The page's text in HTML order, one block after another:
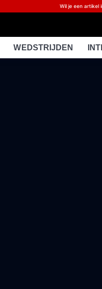
Wil je een artikel
WEDSTRIJDEN